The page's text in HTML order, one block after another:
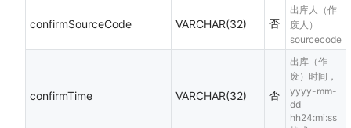
confirmSourceCode VARCHAR(32) 否
出库人（作
废人）
sourcecode
confirmTime VARCHAR(32) 否
出库（作
废）时间，
yyyy-mm-
dd
hh24:mi:ss